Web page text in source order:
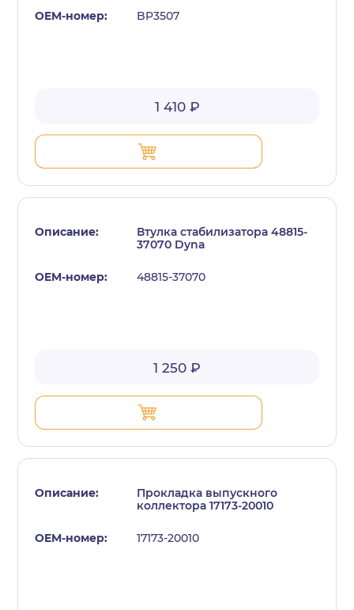
BP3507
1 410 ₽
Втулка стабилизатора 48815-
37070 Dyna
48815-37070
1 250 ₽
Прокладка выпускного
коллектора 17173-20010
17173-20010